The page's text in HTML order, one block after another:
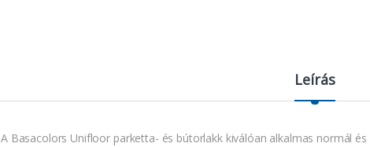
Leírás
A Basacolors Unifloor parketta- és bútorlakk kiválóan alkalmas normál